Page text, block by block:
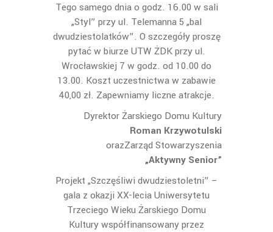
Tego samego dnia o godz. 16.00 w sali
„Styl” przy ul. Telemanna 5 „bal
dwudziestolatków”. O szczegóły proszę
pytać w biurze UTW ŻDK przy ul.
Wrocławskiej 7 w godz. od 10.00 do
13.00. Koszt uczestnictwa w zabawie
40,00 zł. Zapewniamy liczne atrakcje.
Dyrektor Żarskiego Domu Kultury
Roman Krzywotulski
orazZarząd Stowarzyszenia
„Aktywny Senior”
Projekt „Szczęśliwi dwudziestoletni” –
gala z okazji XX-lecia Uniwersytetu
Trzeciego Wieku Żarskiego Domu
Kultury współfinansowany przez